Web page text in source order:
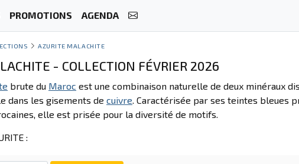
PROMOTIONS AGENDA
AZURITE MALACHITE
- COLLECTION FÉVRIER 2026
brute du Maroc est une combinaison naturelle de deux minéraux
dans les gisements de cuivre. Caractérisée par ses teintes bleues
elle est prisée pour la diversité de motifs.
: